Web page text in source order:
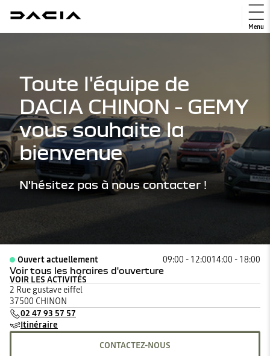
Menu
Toute l'équipe de
DACIA CHINON - GEMY
vous souhaite la
bienvenue
N'hésitez pas à nous contacter !
Ouvert actuellement 09:00 - 12:0014:00 - 18:00
Voir tous les horaires d'ouverture
lundi 08:30 - 12:0014:00 - 19:00
mardi
mercredi
jeudi
vendredi
VOIR LES ACTIVITÉS
2 Rue gustave eiffel
37500 CHINON
02 47 93 57 57
Itinéraire
CONTACTEZ-NOUS